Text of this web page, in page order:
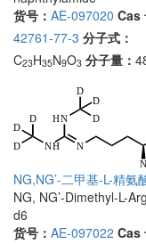
货号： AE-097020 Cas
42761-77-3 分子式：
C23H35N9O3 分子量：
NG,NG’-二甲基-L-精氨
NG, NG’-Dimethyl-L-
d6
货号： AE-097022 Cas